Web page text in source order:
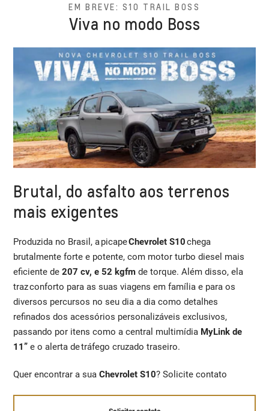
EM BREVE: S10 TRAIL BOSS
Viva no modo Boss
Brutal, do asfalto aos terrenos
mais exigentes
Produzida no Brasil, a picapeChevrolet S10chega
brutalmente forte e potente, com motor turbo diesel mais
eficiente de207 cv, e 52 kgfm de torque. Além disso, ela
traz conforto para as suas viagens em família e para os
diversos percursos no seu dia a dia como detalhes
refinados dos acessórios personalizáveis exclusivos,
passando por itens como a central multimídia MyLink de
11” e o alerta de tráfego cruzado traseiro.
Quer encontrar a suaChevrolet S10? Solicite contato